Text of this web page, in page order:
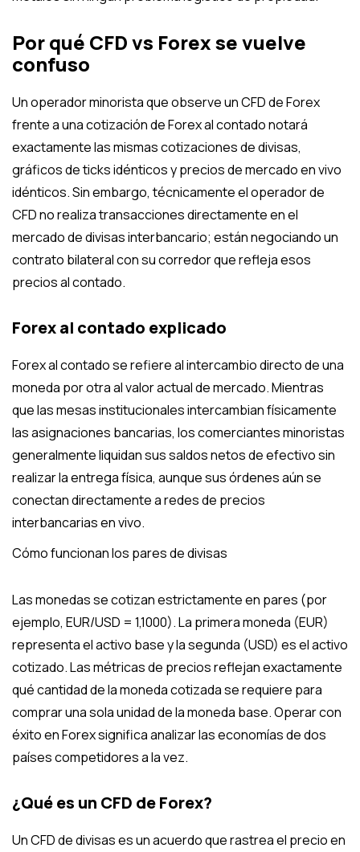
Por qué CFD vs Forex se vuelve
confuso
Un operador minorista que observe un CFD de Forex
frente a una cotización de Forex al contado notará
exactamente las mismas cotizaciones de divisas,
gráficos de ticks idénticos y precios de mercado en vivo
idénticos. Sin embargo, técnicamente el operador de
CFD no realiza transacciones directamente en el
mercado de divisas interbancario; están negociando un
contrato bilateral con su corredor que refleja esos
precios al contado.
Forex al contado explicado
Forex al contado se refiere al intercambio directo de una
moneda por otra al valor actual de mercado. Mientras
que las mesas institucionales intercambian físicamente
las asignaciones bancarias, los comerciantes minoristas
generalmente liquidan sus saldos netos de efectivo sin
realizar la entrega física, aunque sus órdenes aún se
conectan directamente a redes de precios
interbancarias en vivo.
Cómo funcionan los pares de divisas
Las monedas se cotizan estrictamente en pares (por
ejemplo, EUR/USD = 1,1000). La primera moneda (EUR)
representa el activo base y la segunda (USD) es el activo
cotizado. Las métricas de precios reflejan exactamente
qué cantidad de la moneda cotizada se requiere para
comprar una sola unidad de la moneda base. Operar con
éxito en Forex significa analizar las economías de dos
países competidores a la vez.
¿Qué es un CFD de Forex?
Un CFD de divisas es un acuerdo que rastrea el precio en